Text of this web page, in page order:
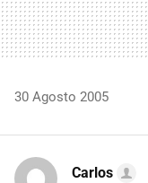
30 Agosto 2005
Carlos